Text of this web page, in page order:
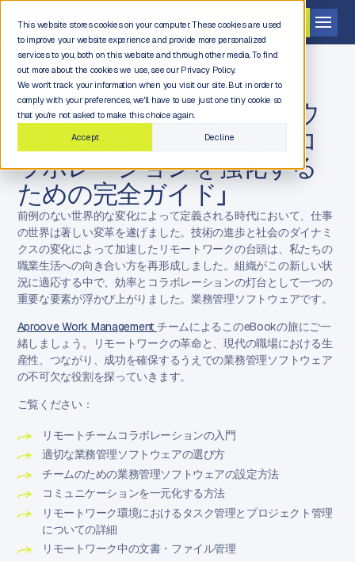
This website stores cookies on your computer. These cookies are used
to improve your website experience and provide more personalized
services to you, both on this website and through other media. To find
out more about the cookies we use, see our Privacy Policy.
We won't track your information when you visit our site. But in order to
comply with your preferences, we'll have to use just one tiny cookie so
that you're not asked to make this choice again.
Accept
Decline
デモを依頼する
eBook：「業務管理ソフトウ
ェアでリモートチームのコ
ラボレーションを強化する
ための完全ガイド」
前例のない世界的な変化によって定義される時代において、仕事
の世界は著しい変革を遂げました。技術の進歩と社会のダイナミ
クスの変化によって加速したリモートワークの台頭は、私たちの
職業生活への向き合い方を再形成しました。組織がこの新しい状
況に適応する中で、効率とコラボレーションの灯台として一つの
重要な要素が浮かび上がりました。業務管理ソフトウェアです。
Aproove Work Management チームによるこのeBookの旅にご一
緒しましょう。リモートワークの革命と、現代の職場における生
産性、つながり、成功を確保するうえでの業務管理ソフトウェア
の不可欠な役割を探っていきます。
ご覧ください：
リモートチームコラボレーションの入門
適切な業務管理ソフトウェアの選び方
チームのための業務管理ソフトウェアの設定方法
コミュニケーションを一元化する方法
リモートワーク環境におけるタスク管理とプロジェクト管理
についての詳細
リモートワーク中の文書・ファイル管理